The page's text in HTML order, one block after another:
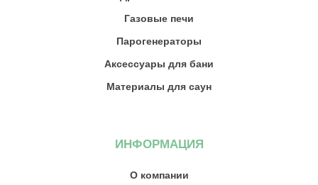
Газовые печи
Парогенераторы
Аксессуары для бани
Материалы для саун
ИНФОРМАЦИЯ
О компании